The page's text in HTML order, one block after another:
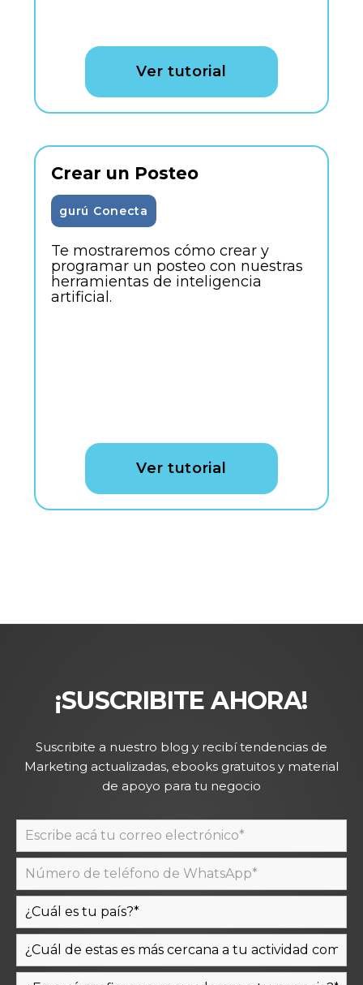
Ver tutorial
Crear un Posteo
gurú Conecta
Te mostraremos cómo crear y
programar un posteo con nuestras
herramientas de inteligencia
artificial.
Ver tutorial
¡SUSCRIBITE AHORA!
Suscribite a nuestro blog y recibí tendencias de
Marketing actualizadas, ebooks gratuitos y material
de apoyo para tu negocio